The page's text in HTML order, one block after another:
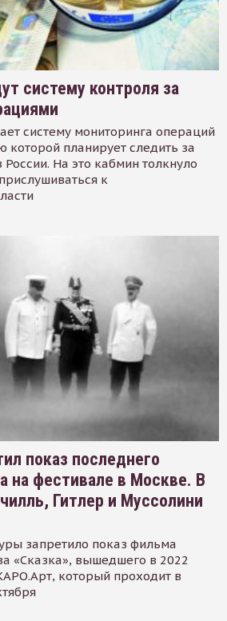
систему контроля за
систему мониторинга операций
планирует следить за
России. На это кабмин толкнуло
к
показ последнего
на фестивале в Москве. В
Гитлер и Муссолини
запретило показ фильма
«Сказка», вышедшего в 2022
который проходит в